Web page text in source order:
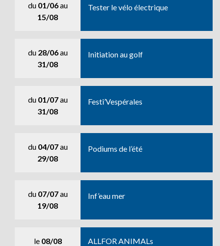
du 01/06au
15/08
Tester le vélo électrique
du 28/06au
31/08
Initiation au golf
du 01/07au
31/08
Festi’Vespérales
du 04/07au
29/08
Podiums de l’été
du 07/07au
19/08
Inf’eau mer
le 08/08 ALLFOR ANIMALs